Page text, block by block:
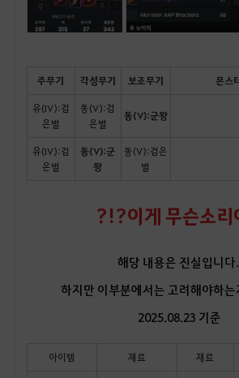
주무기 각성무기 보조무기 몬스
유(IV):검
은별
동(V):검
은별
동(V):군왕
유(IV):검
은별
동(V):군
왕
동(V):검은
별
?!?이게 무슨소
해당 내용은 진실입니다
하지만 이부분에서는 고려해야하
2025.08.23 기준
아이템 재료 재료